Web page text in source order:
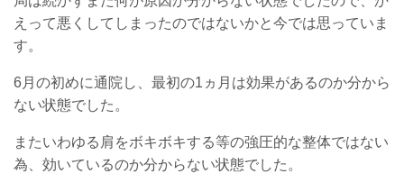
えって悪くしてしまったのではないかと今では思っていま
す。
6月の初めに通院し、最初の1ヵ月は効果があるのか分から
ない状態でした。
またいわゆる肩をボキボキする等の強圧的な整体ではない
為、効いているのか分からない状態でした。